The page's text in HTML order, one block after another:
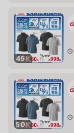
45枚
50枚